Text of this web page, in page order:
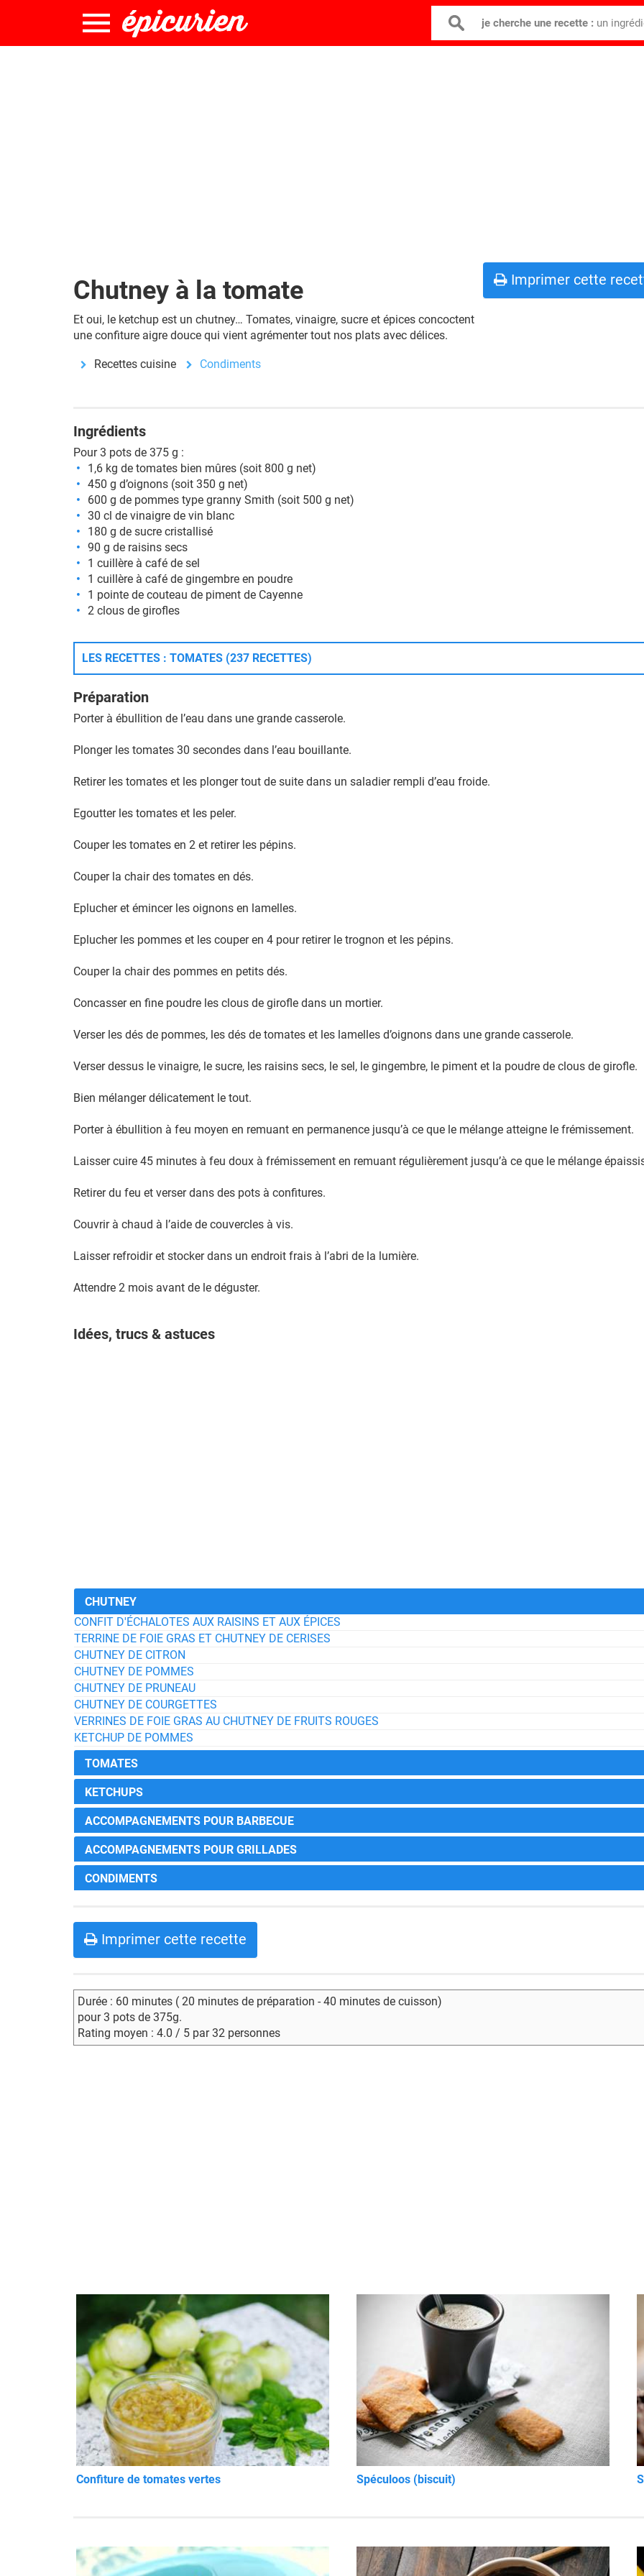
je cherche une recette : un
Chutney à la tomate
Et oui, le ketchup est un chutney… Tomates, vinaigre, sucre et épices concoctent
une confiture aigre douce qui vient agrémenter tout nos plats avec délices.
Recettes cuisine Condiments
Imprimer cette
Ingrédients
Pour 3 pots de 375 g :
1,6 kg de tomates bien mûres (soit 800 g net)
450 g d’oignons (soit 350 g net)
600 g de pommes type granny Smith (soit 500 g net)
30 cl de vinaigre de vin blanc
180 g de sucre cristallisé
90 g de raisins secs
1 cuillère à café de sel
1 cuillère à café de gingembre en poudre
1 pointe de couteau de piment de Cayenne
2 clous de girofles
LES RECETTES : TOMATES (237 RECETTES)
Préparation
Porter à ébullition de l’eau dans une grande casserole.
Plonger les tomates 30 secondes dans l’eau bouillante.
Retirer les tomates et les plonger tout de suite dans un saladier rempli d’eau froide.
Egoutter les tomates et les peler.
Couper les tomates en 2 et retirer les pépins.
Couper la chair des tomates en dés.
Eplucher et émincer les oignons en lamelles.
Eplucher les pommes et les couper en 4 pour retirer le trognon et les pépins.
Couper la chair des pommes en petits dés.
Concasser en fine poudre les clous de girofle dans un mortier.
Verser les dés de pommes, les dés de tomates et les lamelles d’oignons dans une grande casserole.
Verser dessus le vinaigre, le sucre, les raisins secs, le sel, le gingembre, le piment et la poudre de clous de girofle.
Bien mélanger délicatement le tout.
Porter à ébullition à feu moyen en remuant en permanence jusqu’à ce que le mélange atteigne le frémissement.
Laisser cuire 45 minutes à feu doux à frémissement en remuant régulièrement jusqu’à ce que le mélange
Retirer du feu et verser dans des pots à confitures.
Couvrir à chaud à l’aide de couvercles à vis.
Laisser refroidir et stocker dans un endroit frais à l’abri de la lumière.
Attendre 2 mois avant de le déguster.
Idées, trucs & astuces
CHUTNEY
CONFIT D'ÉCHALOTES AUX RAISINS ET AUX ÉPICES
TERRINE DE FOIE GRAS ET CHUTNEY DE CERISES
CHUTNEY DE CITRON
CHUTNEY DE POMMES
CHUTNEY DE PRUNEAU
CHUTNEY DE COURGETTES
VERRINES DE FOIE GRAS AU CHUTNEY DE FRUITS ROUGES
KETCHUP DE POMMES
TOMATES
KETCHUPS
ACCOMPAGNEMENTS POUR BARBECUE
ACCOMPAGNEMENTS POUR GRILLADES
CONDIMENTS
Imprimer cette recette
Durée : 60 minutes ( 20 minutes de préparation - 40 minutes de cuisson)
pour 3 pots de 375g.
Rating moyen : 4.0 / 5 par 32 personnes
Confiture de tomates vertes Spéculoos (biscuit)